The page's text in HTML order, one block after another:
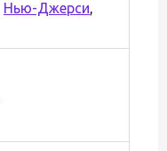
Нью-Джерси,